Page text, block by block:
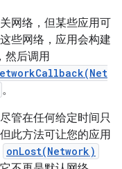
网络，但某些应用可
些网络，应用会构建
，然后调用
。
管在任何给定时间只
此方法可让您的应用
onLost(Network)